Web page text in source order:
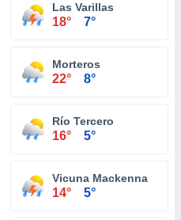
Las Varillas
18° 7°
Morteros
22° 8°
Río Tercero
16° 5°
Vicuna Mackenna
14° 5°